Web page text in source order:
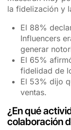
la fidelización y
El 88%
Influencers
generar
El 65%
fidelidad de
El 53% dijo
ventas.
¿En qué
colaboración